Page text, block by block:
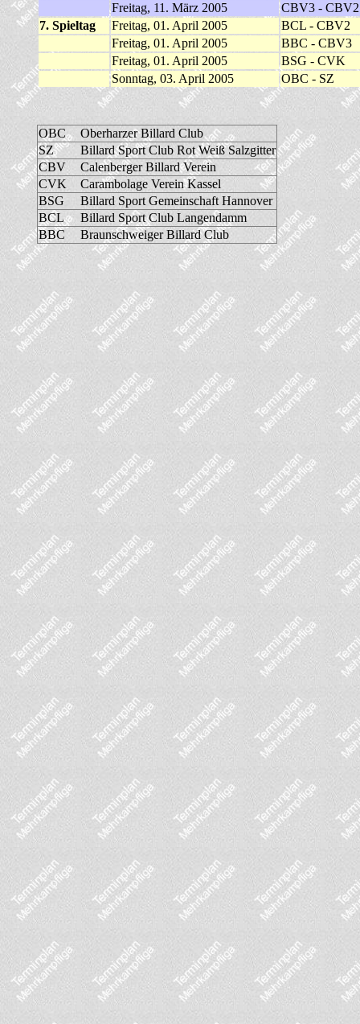
Freitag, 11. März 2005
CBV3 - CBV2
7. Spieltag
Freitag, 01. April 2005
BCL - CBV2
Freitag, 01. April 2005
BBC - CBV3
Freitag, 01. April 2005
BSG - CVK
Sonntag, 03. April 2005
OBC - SZ
OBC Oberharzer Billard Club
SZ
Billard Sport Club Rot Weiß Salzgitter
CBV
Calenberger Billard Verein
CVK
Carambolage Verein Kassel
BSG
Billard Sport Gemeinschaft Hannover
BCL
Billard Sport Club Langendamm
BBC
Braunschweiger Billard Club